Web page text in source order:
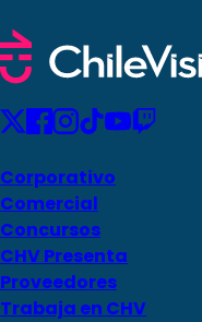
Corporativo
Comercial
Concursos
CHV Presenta
Proveedores
Trabaja en CHV